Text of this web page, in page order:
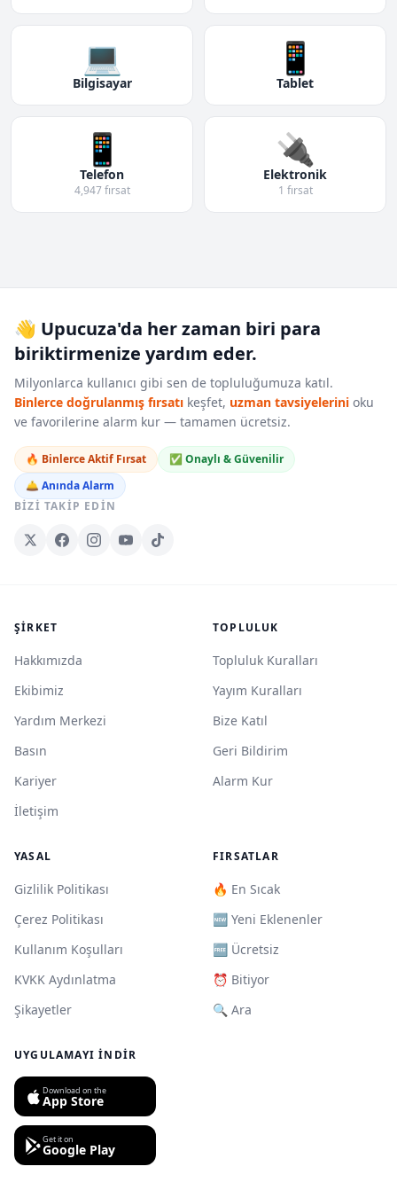
💻
Bilgisayar
📱
Tablet
📱
Telefon
4,947 fırsat
🔌
Elektronik
1 fırsat
👋 Upucuza'da her zaman biri para
biriktirmenize yardım eder.
Milyonlarca kullanıcı gibi sen de topluluğumuza katıl.
Binlerce doğrulanmış fırsatı keşfet, uzman tavsiyelerini oku
ve favorilerine alarm kur — tamamen ücretsiz.
🔥 Binlerce Aktif Fırsat
✅ Onaylı & Güvenilir
🛎️ Anında Alarm
BIZI TAKIP EDIN
ŞIRKET
Hakkımızda
Ekibimiz
Yardım Merkezi
Basın
Kariyer
İletişim
TOPLULUK
Topluluk Kuralları
Yayım Kuralları
Bize Katıl
Geri Bildirim
Alarm Kur
YASAL
Gizlilik Politikası
Çerez Politikası
Kullanım Koşulları
KVKK Aydınlatma
Şikayetler
FIRSATLAR
🔥 En Sıcak
🆕 Yeni Eklenenler
🆓 Ücretsiz
⏰ Bitiyor
🔍 Ara
UYGULAMAYI İNDIR
Download on the
App Store
Get it on
Google Play